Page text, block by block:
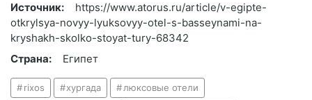
Источник:
https://www.atorus.ru/article/v-egipte-
otkrylsya-novyy-lyuksovyy-otel-s-basseynami-na-
kryshakh-skolko-stoyat-tury-68342
Страна:
Египет
rixos хургада люксовые отели